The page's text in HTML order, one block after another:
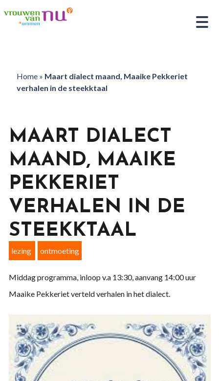
Home» Maart dialect maand, Maaike Pekkeriet
verhalen in de steekktaal
MAART DIALECT
MAAND, MAAIKE
PEKKERIET
VERHALEN IN DE
STEEKKTAAL
lezing ontmoeting
Middag programma, inloop v.a 13:30, aanvang 14:00 uur
Maaike Pekkeriet verteld verhalen in het dialect.